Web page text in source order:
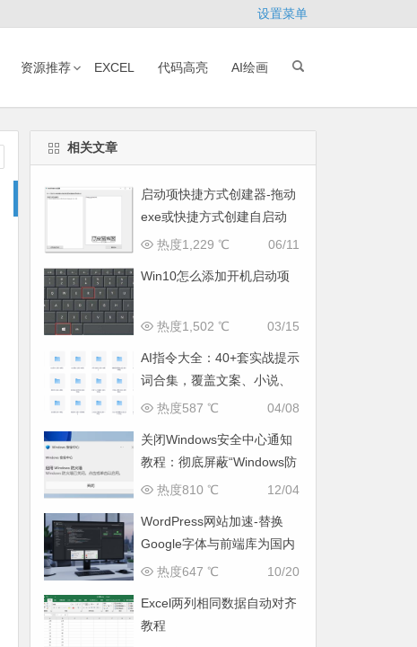
设置菜单
资源推荐 EXCEL 代码高亮 AI绘画
相关文章
启动项快捷方式创建器-拖动
exe或快捷方式创建自启动
06/11
热度1,229 ℃
Win10怎么添加开机启动项
03/15
热度1,502 ℃
AI指令大全：40+套实战提示
词合集，覆盖文案、小说、
运营全场景
04/08
热度587 ℃
关闭Windows安全中心通知
教程：彻底屏蔽“Windows防
火墙已关闭”弹窗
12/04
热度810 ℃
WordPress网站加速-替换
Google字体与前端库为国内
CDN镜像
10/20
热度647 ℃
Excel两列相同数据自动对齐
教程